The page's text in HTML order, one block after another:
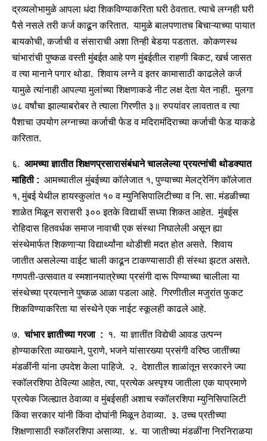
द्रव्यलोभामुळे आपला धंदा शिकविण्याकरिता घरी ठेवतात. त्याचे लग्नही घरी
पैसे नसले तरी कर्ज काढून करितात. यामुळे बालपणातच बिचाऱ्याच्या पायात
बायकोची, कर्जाची व संसाराची अशा तिन्ही बेडया पडतात. कोकणस्थ
चांभारांची पुष्कळ वस्ती मुंबईत आहे पण मुंबईतील राहणी बिकट, खर्च जासत
व त्या मानाने पगार थोडा. शिवाय लग्ने व इतर कामासाठी काढलेले कर्ज
यामुळे त्यांनाही आपल्या मुलांच्या शिक्षणाकडे नीट लक्ष देता येत नाही. मुलगा
७८ वर्षांचा झाल्याबरोबर ते त्याला गिरणीत ३॥ रुपयांवर लावतात व त्या
पैशाचा उपयोग लग्नाच्या कर्जाची फेड व मदिरामंदिराच्या कर्जाची फेड याकडे
करितात.
६. आमच्या ज्ञातीत शिक्षणप्रसारासंबंधाने चाललेल्या प्रयत्नांची थोडक्यात
माहिती : आमच्यातील मुंबईच्या कॉलेजात १, पुण्याच्या मेलट्रेनिंग कॉलेजात
१, मुंबई येथील हायस्कुलांत १० व म्युनिसिपालिटीच्या व नि. सा. मंडळीच्या
शाळेत मिळून सरासरी ३०० इतके विद्यार्थी सध्या शिकत आहेत. मुंबईस
रोहिदास हितवर्धक समाज नावाची एक संस्था निघालेली असून ह्या
संस्थेमार्फत शिकणाऱ्या विद्यार्थ्यांना थोडीशी मदत होत असते. शिवाय
जातीत असलेल्या वाईट चाली काढून टाकण्यासाठी ही संस्था झटत असते.
गणपती-उत्सवात व स्मशानयात्रेच्या प्रसंगी दारू पिण्याच्या चालीला या
संस्थेच्या प्रयत्नाने पुष्कळ आळा पडला आहे. गिरणीतील मजुरांत फुकट
शिकविण्याकरिता या संस्थेने एक नाईट स्कूलही काढले आहे.
७.चांभार ज्ञातीच्या गरजा : १. या ज्ञातींत विद्येची आवड उत्पन्न
होण्याकरिता व्याख्याने, पुराणे, भजने यांसारख्या प्रसंगी वरिष्ठ जातींच्या
मंडळींनी यांना उपदेश केला पाहिजे. २. देशातील शाळांतून सरकारने ज्या
स्कॉलरशिपा ठेविल्या आहेत, त्या, प्रत्येक अस्पृश्य जातीला एक याप्रमाणे
प्रत्येक जिल्ह्यात ठेवाव्या व मुंबईसही अशाच स्कॉलरशिपा म्युनिसिपालिटी
किंवा सरकार यांनी किंवा दोघांनी मिळून ठेवाव्या. ३. उच्च प्रतीच्या
शिक्षणासाठी स्कॉलरशिपा असाव्या. ४. या जातीच्या मंडळींना निरनिराळया